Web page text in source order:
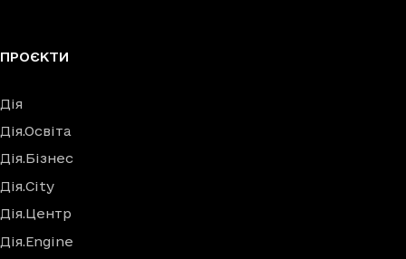
ПРОЄКТИ
Дія
Дія.Освіта
Дія.Бізнес
Дія.City
Дія.Центр
Дія.Engine